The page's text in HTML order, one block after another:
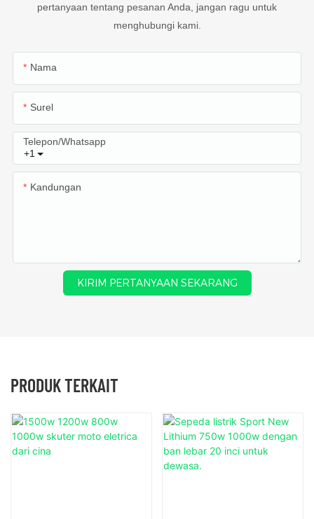
pertanyaan tentang pesanan Anda, jangan ragu untuk
menghubungi kami.
Nama
Surel
+1
Telepon/whatsapp
Kandungan
KIRIM PERTANYAAN SEKARANG
PRODUK TERKAIT